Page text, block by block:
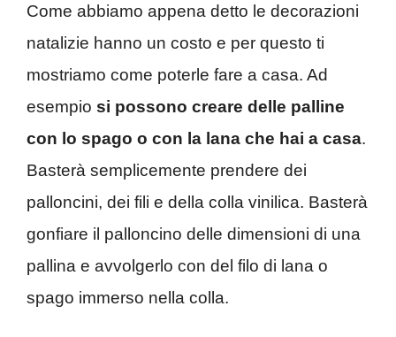
Come abbiamo appena detto le decorazioni
natalizie hanno un costo e per questo ti
mostriamo come poterle fare a casa. Ad
esempio si possono creare delle palline
con lo spago o con la lana che hai a casa.
Basterà semplicemente prendere dei
palloncini, dei fili e della colla vinilica. Basterà
gonfiare il palloncino delle dimensioni di una
pallina e avvolgerlo con del filo di lana o
spago immerso nella colla.